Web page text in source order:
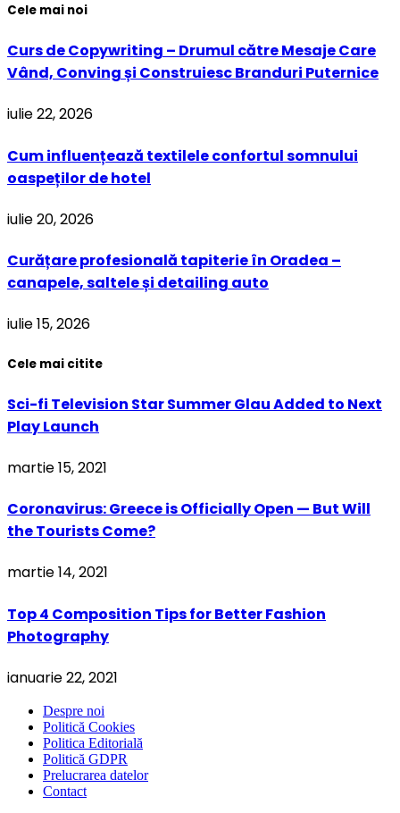
Cele mai noi
Curs de Copywriting – Drumul către Mesaje Care
Vând, Conving și Construiesc Branduri Puternice
iulie 22, 2026
Cum influențează textilele confortul somnului
oaspeților de hotel
iulie 20, 2026
Curățare profesională tapiterie în Oradea –
canapele, saltele și detailing auto
iulie 15, 2026
Cele mai citite
Sci-fi Television Star Summer Glau Added to Next
Play Launch
martie 15, 2021
Coronavirus: Greece is Officially Open — But Will
the Tourists Come?
martie 14, 2021
Top 4 Composition Tips for Better Fashion
Photography
ianuarie 22, 2021
Despre noi
Politică Cookies
Politica Editorială
Politică GDPR
Prelucrarea datelor
Contact